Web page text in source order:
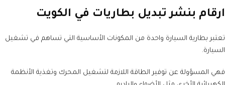
ارقام بنشر تبديل بطاريات في الكويت
تعتبر بطارية السيارة واحدة من المكونات الأساسية التي تساهم في تشغيل
السيارة.
فهي المسؤولة عن توفير الطاقة اللازمة لتشغيل المحرك وتغذية الأنظمة